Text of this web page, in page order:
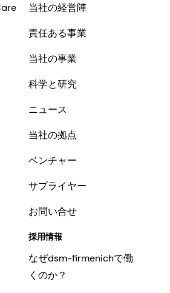
当社の経営陣
責任ある事業
当社の事業
科学と研究
ニュース
当社の拠点
ベンチャー
サプライヤー
お問い合せ
採用情報
なぜdsm-firmenichで働
くのか？